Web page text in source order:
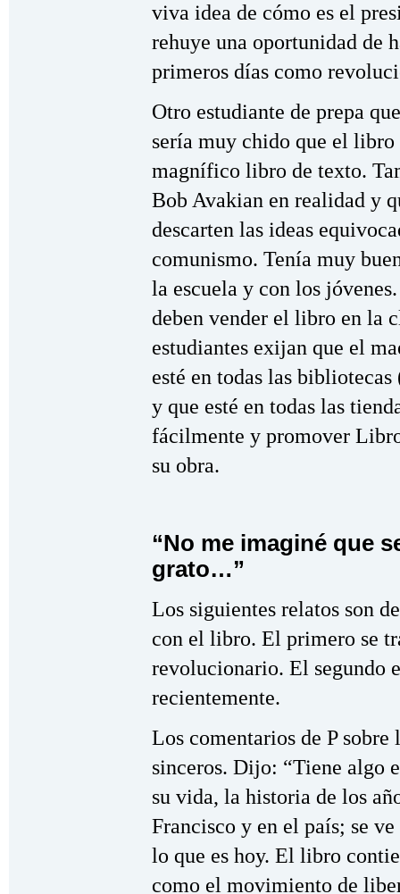
viva idea de cómo es el
rehuye una oportunidad de
primeros días como
Otro estudiante de prepa
sería muy chido que el libro
magnífico libro de texto.
Bob Avakian en realidad y
descarten las ideas
comunismo. Tenía muy
la escuela y con los
deben vender el libro en la
estudiantes exijan que el
esté en todas las
y que esté en todas las
fácilmente y promover
su obra.
“No me imaginé que
grato…”
Los siguientes relatos son
con el libro. El primero se
revolucionario. El segundo
recientemente.
Los comentarios de P
sinceros. Dijo: “Tiene algo
su vida, la historia de los
Francisco y en el país; se
lo que es hoy. El libro
como el movimiento de